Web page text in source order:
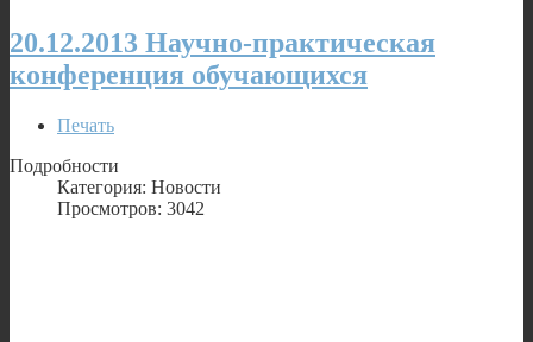
20.12.2013 Научно-практическая
конференция обучающихся
Печать
Подробности
Категория: Новости
Просмотров: 3042